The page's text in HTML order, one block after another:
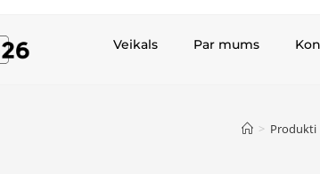
Veikals Par mums
> Produkti